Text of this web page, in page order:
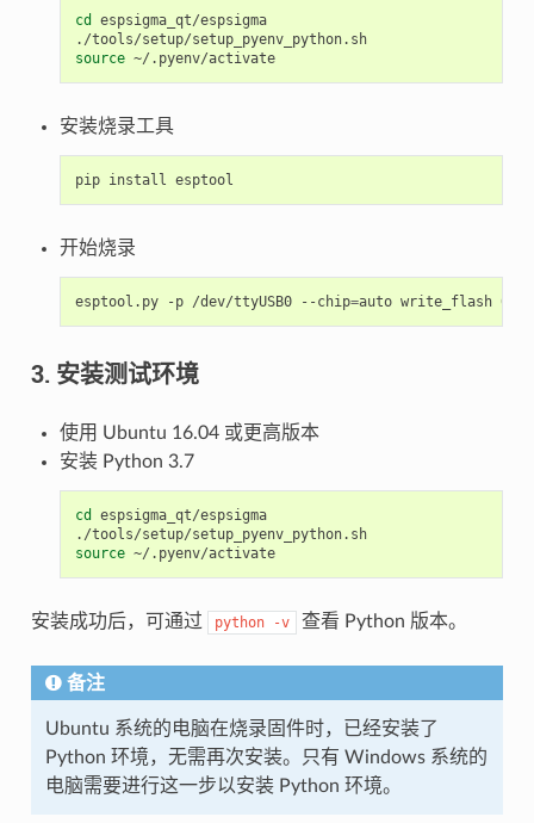
cd
espsigma_qt/espsigma
./tools/setup/setup_pyenv_python.sh
source
~/.pyenv/activate
安装烧录工具
pip install
开始烧录
esptool.py -p /dev/ttyUSB0 --chip=auto write_flash 0x0
3. 安装测试环境
使用 Ubuntu 16.04 或更高版本
安装 Python 3.7
cd
espsigma_qt/espsigma
./tools/setup/setup_pyenv_python.sh
source
~/.pyenv/activate
安装成功后，可通过 python -v 查看 Python 版本。
备注
Ubuntu 系统的电脑在烧录固件时，已经安装了
Python 环境，无需再次安装。只有 Windows 系统的
电脑需要进行这一步以安装 Python 环境。